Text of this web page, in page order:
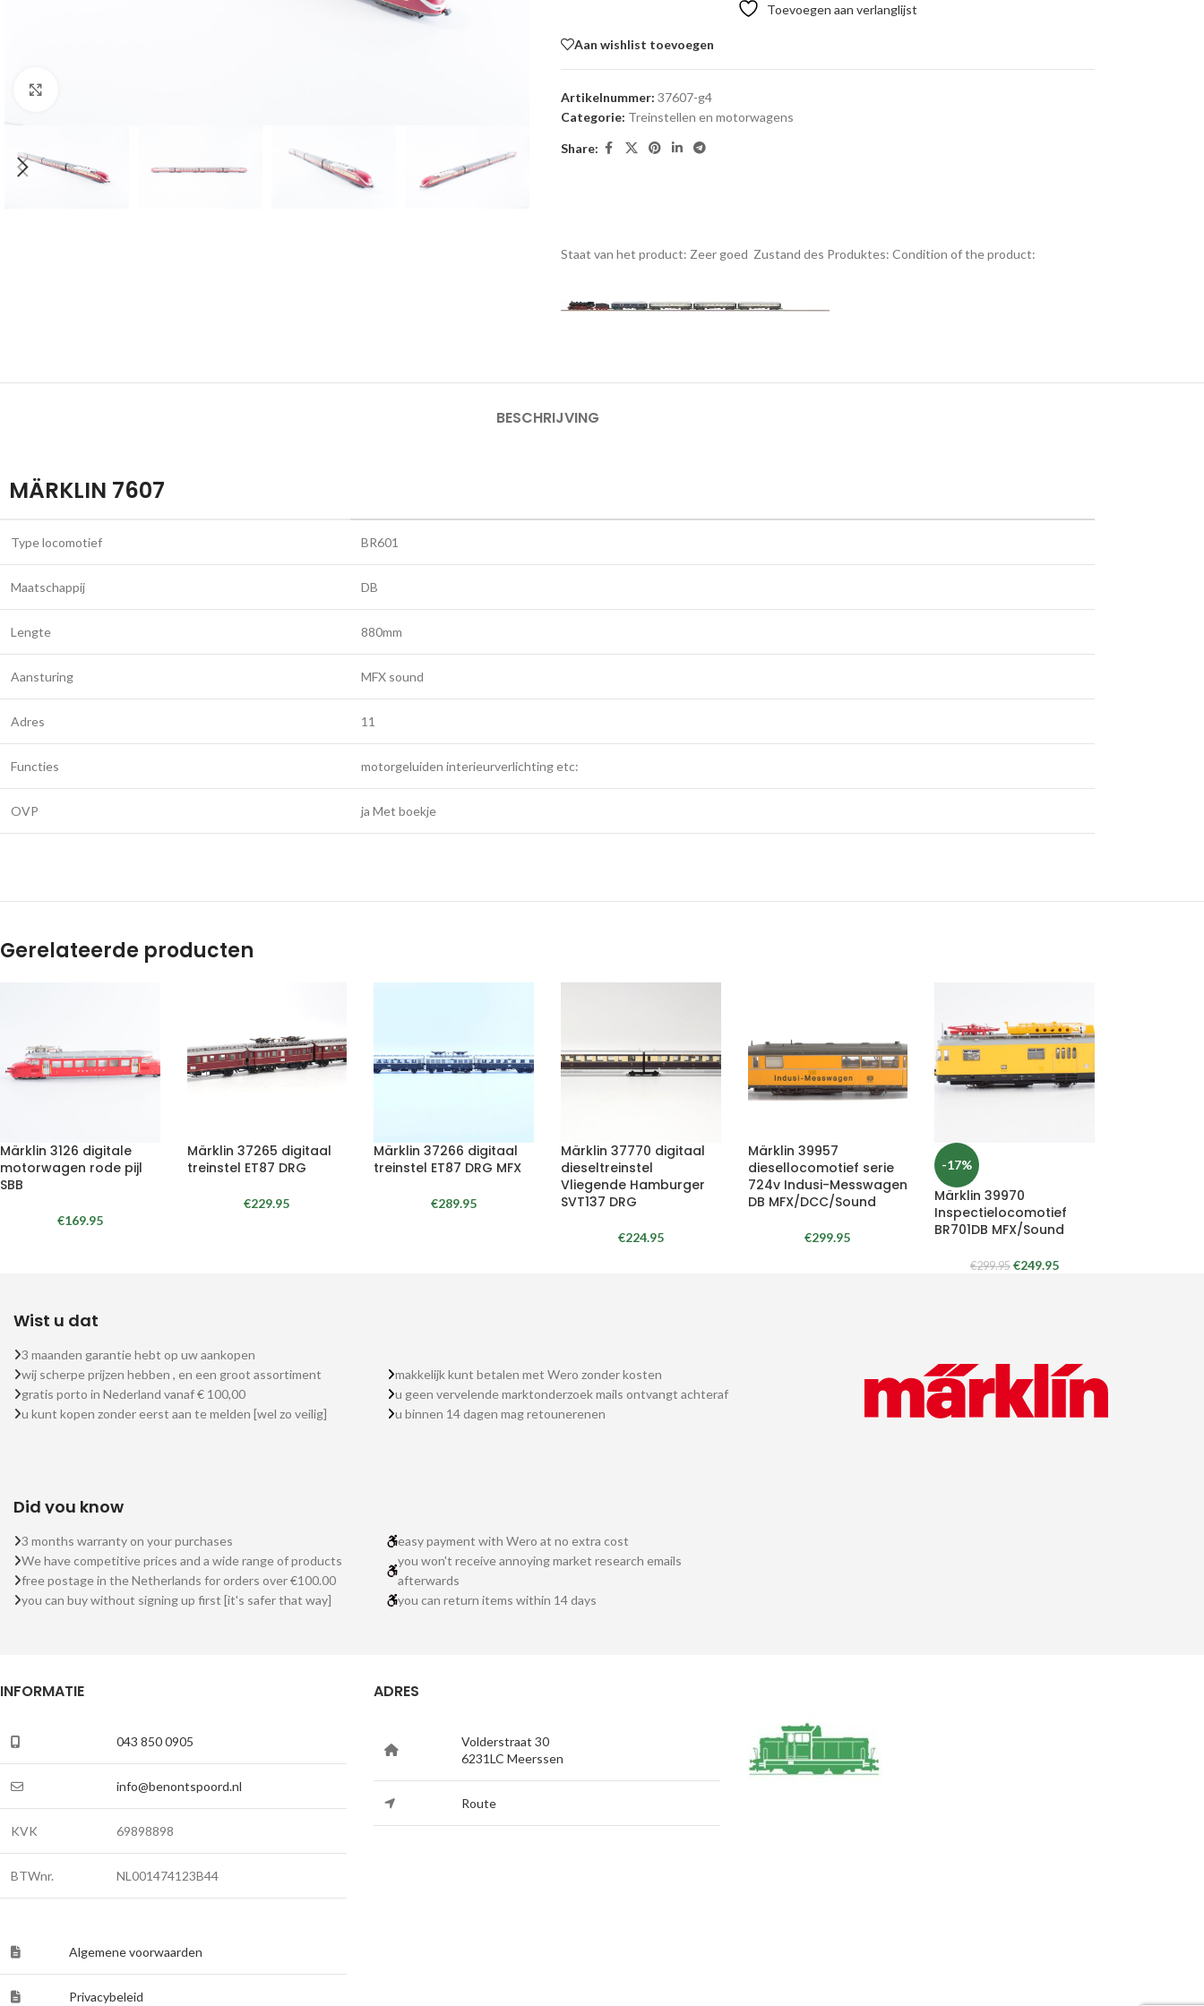
Toevoegen aan verlanglijst
Aan wishlist toevoegen
Artikelnummer: 37607-g4
Categorie: Treinstellen en motorwagens
Share:
Staat van het product: Zeer goed Zustand des Produktes: Condition of the product:
BESCHRIJVING
MÄRKLIN 7607
Type locomotief BR601
Maatschappij DB
Lengte 880mm
Aansturing MFX sound
Adres 11
Functies motorgeluiden interieurverlichting etc:
OVP ja Met boekje
Gerelateerde producten
Märklin 3126 digitale
motorwagen rode pijl
SBB
€169.95
Märklin 37265 digitaal
treinstel ET87 DRG
€229.95
Märklin 37266 digitaal
treinstel ET87 DRG MFX
€289.95
Märklin 37770 digitaal
dieseltreinstel
Vliegende Hamburger
SVT137 DRG
€224.95
Märklin 39957
diesellocomotief serie
724v Indusi-Messwagen
DB MFX/DCC/Sound
€299.95
-17%
Märklin 39970
Inspectielocomotief
BR701DB MFX/Sound
€299.95 €249.95
Wist u dat
3 maanden garantie hebt op uw aankopen
wij scherpe prijzen hebben , en een groot assortiment
gratis porto in Nederland vanaf € 100,00
u kunt kopen zonder eerst aan te melden [wel zo veilig]
makkelijk kunt betalen met Wero zonder kosten
u geen vervelende marktonderzoek mails ontvangt achteraf
u binnen 14 dagen mag retounerenen
Did you know
3 months warranty on your purchases
We have competitive prices and a wide range of products
free postage in the Netherlands for orders over €100.00
you can buy without signing up first [it's safer that way]
easy payment with Wero at no extra cost
you won't receive annoying market research emails
afterwards
you can return items within 14 days
INFORMATIE
043 850 0905
info@benontspoord.nl
KVK 69898898
BTWnr. NL001474123B44
Algemene voorwaarden
Privacybeleid
ADRES
Volderstraat 30
6231LC Meerssen
Route